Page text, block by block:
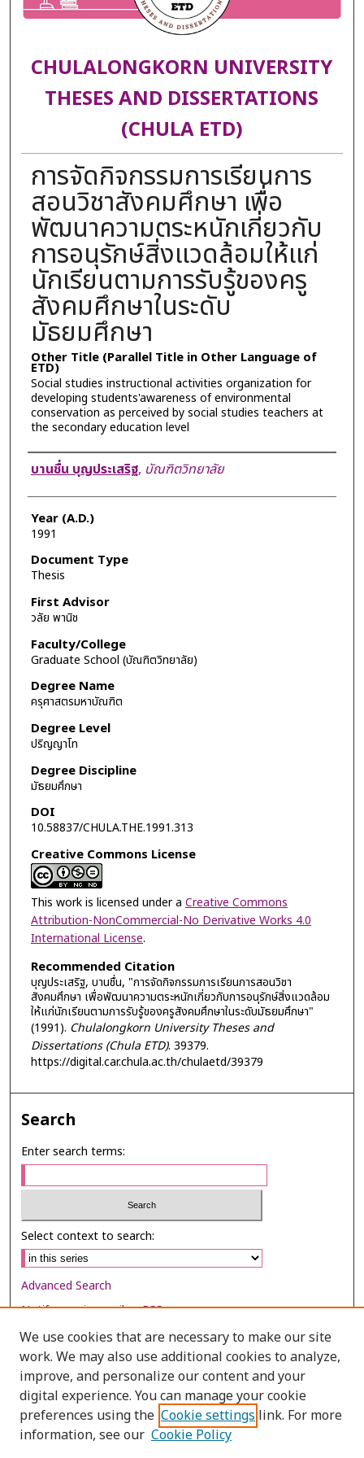
CHULALONGKORN UNIVERSITY
THESES AND DISSERTATIONS
(CHULA ETD)
การจัดกิจกรรมการเรียนการ
สอนวิชาสังคมศึกษา เพื่อ
พัฒนาความตระหนักเกี่ยวกับ
การอนุรักษ์สิ่งแวดล้อมให้แก่
นักเรียนตามการรับรู้ของครู
สังคมศึกษาในระดับ
มัธยมศึกษา
Other Title (Parallel Title in Other Language of
ETD)
Social studies instructional activities organization for
developing students'awareness of environmental
conservation as perceived by social studies teachers at
the secondary education level
Author
บานชื่น บุญประเสริฐ, บัณฑิตวิทยาลัย
Year (A.D.)
1991
Document Type
Thesis
First Advisor
วลัย พานิช
Faculty/College
Graduate School (บัณฑิตวิทยาลัย)
Degree Name
ครุศาสตรมหาบัณฑิต
Degree Level
ปริญญาโท
Degree Discipline
มัธยมศึกษา
DOI
10.58837/CHULA.THE.1991.313
Creative Commons License
This work is licensed under a Creative Commons
Attribution-NonCommercial-No Derivative Works 4.0
International License.
Recommended Citation
บุญประเสริฐ, บานชื่น, "การจัดกิจกรรมการเรียนการสอนวิชา
สังคมศึกษา เพื่อพัฒนาความตระหนักเกี่ยวกับการอนุรักษ์สิ่งแวดล้อม
ให้แก่นักเรียนตามการรับรู้ของครูสังคมศึกษาในระดับมัธยมศึกษา"
(1991). Chulalongkorn University Theses and
Dissertations (Chula ETD). 39379.
https://digital.car.chula.ac.th/chulaetd/39379
Search
Enter search terms:
Select context to search:
Advanced Search
Notify me via email orRSS
Browse
Collections
Disciplines
Authors
We use cookies that are necessary to make our site
work. We may also use additional cookies to analyze,
improve, and personalize our content and your
digital experience. You can manage your cookie
preferences using the Cookie settings link. For more
information, see our Cookie Policy